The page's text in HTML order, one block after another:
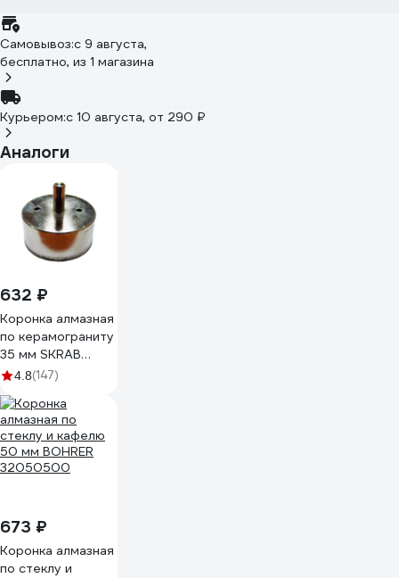
Самовывоз:c 9 августа,
бесплатно, из 1 магазина
Курьером:c 10 августа, от 290 ₽
Аналоги
632 ₽
Коронка алмазная
по керамограниту
35 мм SKRAB
33735
4.8(147)
673 ₽
Коронка алмазная
по стеклу и